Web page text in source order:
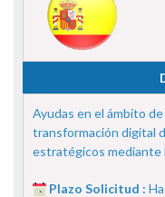
Ayudas en el ámbito
transformación digital
estratégicos mediante
Plazo Solicitud :